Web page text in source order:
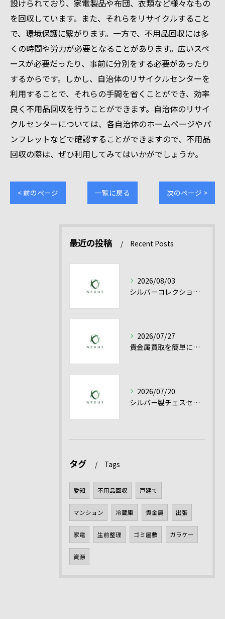
設けられており、家電製品や布団、衣類など様々なもの
を回収しています。また、それらをリサイクルすること
で、環境保護に繋がります。一方で、不用品回収には多
くの時間や労力が必要となることがあります。広いスペ
ースが必要だったり、事前に分別をする必要があったり
するからです。しかし、自治体のリサイクルセンターを
利用することで、それらの手間を省くことができ、効率
良く不用品回収を行うことができます。自治体のリサイ
クルセンターについては、各自治体のホームページやパ
ンフレットなどで確認することができますので、不用品
回収の際は、ぜひ利用してみてはいかがでしょうか。
< 前のページ 一覧に戻る 次のページ >
最近の投稿 Recent Posts
2026/08/03
シルバーコレクション売却を愛知県で有利に進める貴金属シルバー買取の実践ポイント
2026/07/27
貴金属買取を簡単に成功させるシルバー買取と高額売却のコツ
2026/07/20
シルバー製チェスセット買取を愛知県で高く売るための査定ポイントと貴金属の評価基準
タグ Tags
愛知 不用品回収 戸建て
マンション 冷蔵庫 貴金属 出張
家電 生前整理 ゴミ屋敷 ガラケー
資源